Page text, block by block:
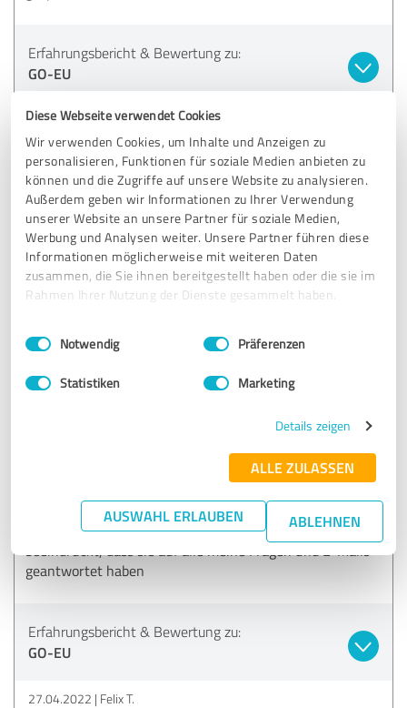
Diese Webseite verwendet Cookies
Wir verwenden Cookies, um Inhalte und Anzeigen zu
personalisieren, Funktionen für soziale Medien anbieten zu
können und die Zugriffe auf unsere Website zu analysieren.
Außerdem geben wir Informationen zu Ihrer Verwendung
unserer Website an unsere Partner für soziale Medien,
Werbung und Analysen weiter. Unsere Partner führen diese
Informationen möglicherweise mit weiteren Daten
zusammen, die Sie ihnen bereitgestellt haben oder die sie im
Rahmen Ihrer Nutzung der Dienste gesammelt haben.
Impressum Datenschutzbestimmungen
Einwilligungsauswahl
Notwendig Präferenzen
Statistiken Marketing
Details zeigen
ALLE ZULASSEN
AUSWAHL ERLAUBEN ABLEHNEN
Erfahrungsbericht & Bewertung zu:
GO-EU
12.05.2022 Rober T.
Kommentar von GO-EU :
Lieber Kunde, liebe Kundin,
vielen Dank für das nette und ausführliche Feedback.
Es freut uns sehr, dass Sie mit unserer Dienstleistung
zufrieden sind.
Empfehlung
Nachdem ich den Vertrag unterzeichnet hatte, war das
Unternehmen in etwa 2 Wochen fertig. Ich war
beeindruckt, dass sie auf alle meine Fragen und E-Mails
geantwortet haben
Erfahrungsbericht & Bewertung zu:
GO-EU
27.04.2022 Felix T.